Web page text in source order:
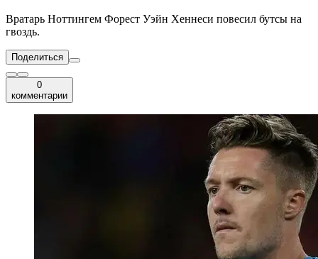
Вратарь Ноттингем Форест Уэйн Хеннеси повесил бутсы на
гвоздь.
Поделиться
0
комментарии